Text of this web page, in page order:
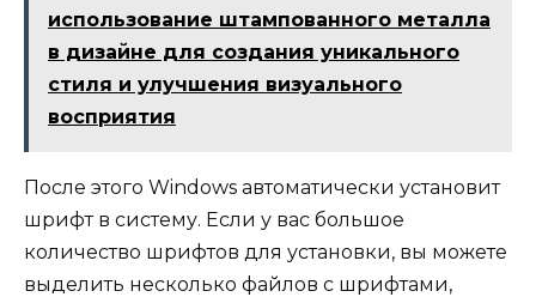
использование штампованного металла
в дизайне для создания уникального
стиля и улучшения визуального
восприятия
После этого Windows автоматически установит
шрифт в систему. Если у вас большое
количество шрифтов для установки, вы можете
выделить несколько файлов с шрифтами,